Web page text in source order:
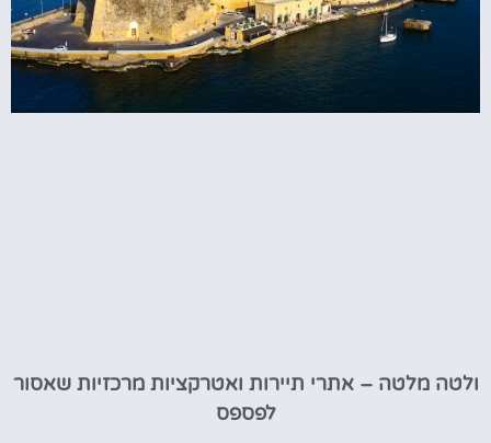
ולטה מלטה – אתרי תיירות ואטרקציות מרכזיות שאסור
לפספס